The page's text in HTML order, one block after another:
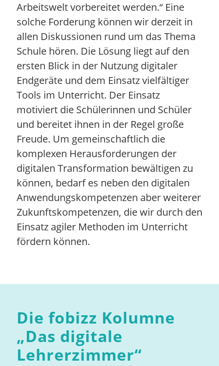
Arbeitswelt vorbereitet werden.“ Eine
solche Forderung können wir derzeit in
allen Diskussionen rund um das Thema
Schule hören. Die Lösung liegt auf den
ersten Blick in der Nutzung digitaler
Endgeräte und dem Einsatz vielfältiger
Tools im Unterricht. Der Einsatz
motiviert die Schülerinnen und Schüler
und bereitet ihnen in der Regel große
Freude. Um gemeinschaftlich die
komplexen Herausforderungen der
digitalen Transformation bewältigen zu
können, bedarf es neben den digitalen
Anwendungskompetenzen aber weiterer
Zukunftskompetenzen, die wir durch den
Einsatz agiler Methoden im Unterricht
fördern können.
Die fobizz Kolumne
„Das digitale
Lehrerzimmer“